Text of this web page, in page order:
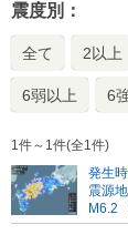
震度別：
全て 2以上
6弱以上 6
1件～1件(全1件)
発生
震源
M6.2